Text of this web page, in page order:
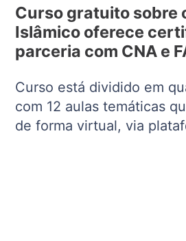
Curso gratuito sobre
Islâmico oferece
parceria com CNA e
Curso está dividido em
com 12 aulas temáticas
de forma virtual, via